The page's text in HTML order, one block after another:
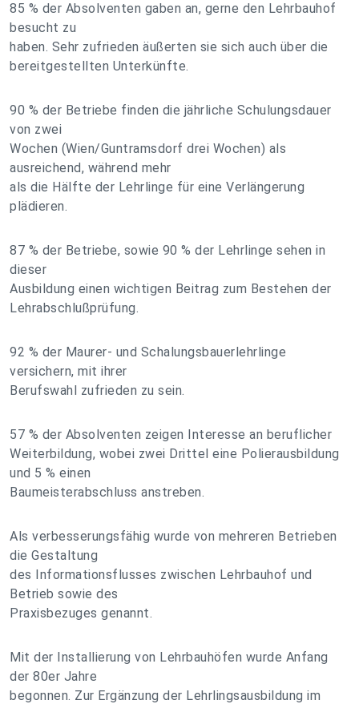
85 % der Absolventen gaben an, gerne den Lehrbauhof
besucht zu
haben. Sehr zufrieden äußerten sie sich auch über die
bereitgestellten Unterkünfte.
90 % der Betriebe finden die jährliche Schulungsdauer
von zwei
Wochen (Wien/Guntramsdorf drei Wochen) als
ausreichend, während mehr
als die Hälfte der Lehrlinge für eine Verlängerung
plädieren.
87 % der Betriebe, sowie 90 % der Lehrlinge sehen in
dieser
Ausbildung einen wichtigen Beitrag zum Bestehen der
Lehrabschlußprüfung.
92 % der Maurer- und Schalungsbauerlehrlinge
versichern, mit ihrer
Berufswahl zufrieden zu sein.
57 % der Absolventen zeigen Interesse an beruflicher
Weiterbildung, wobei zwei Drittel eine Polierausbildung
und 5 % einen
Baumeisterabschluss anstreben.
Als verbesserungsfähig wurde von mehreren Betrieben
die Gestaltung
des Informationsflusses zwischen Lehrbauhof und
Betrieb sowie des
Praxisbezuges genannt.
Mit der Installierung von Lehrbauhöfen wurde Anfang
der 80er Jahre
begonnen. Zur Ergänzung der Lehrlingsausbildung im